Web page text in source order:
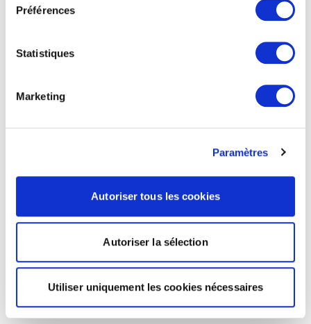
Préférences
Statistiques
Marketing
Paramètres
Autoriser tous les cookies
Autoriser la sélection
Utiliser uniquement les cookies nécessaires